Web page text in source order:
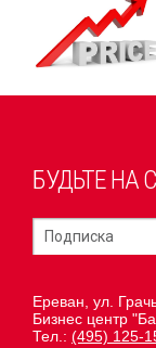
БУДЬТЕ НА
Ереван, ул.
Бизнес центр
Тел.: (495) 125-